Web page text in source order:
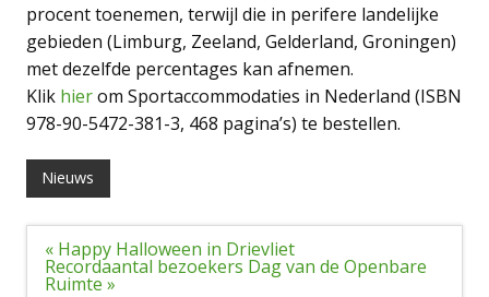
procent toenemen, terwijl die in perifere landelijke
gebieden (Limburg, Zeeland, Gelderland, Groningen)
met dezelfde percentages kan afnemen.
Klik hierom Sportaccommodaties in Nederland (ISBN
978-90-5472-381-3, 468 pagina’s) te bestellen.
Nieuws
Bericht
navigatie
« Happy Halloween in Drievliet
Recordaantal bezoekers Dag van de Openbare
Ruimte »